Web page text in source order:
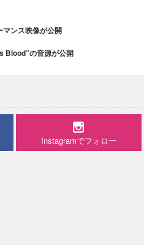
ンス映像が公開
Blood”の音源が公開
Instagramでフォロー